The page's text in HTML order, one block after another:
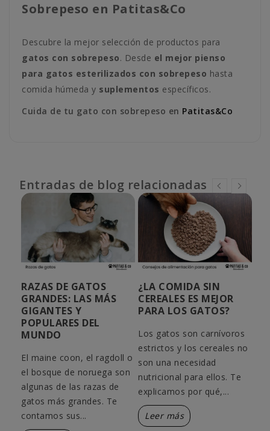
Sobrepeso en Patitas&Co
Descubre la mejor selección de productos para
gatos con sobrepeso. Desde el mejor pienso
para gatos esterilizados con sobrepeso hasta
comida húmeda y suplementos específicos.
Cuida de tu gato con sobrepeso en Patitas&Co
Entradas de blog relacionadas
RAZAS DE GATOS
GRANDES: LAS MÁS
GIGANTES Y
POPULARES DEL
MUNDO
El maine coon, el ragdoll o
el bosque de noruega son
algunas de las razas de
gatos más grandes. Te
contamos sus...
¿LA COMIDA SIN
CEREALES ES MEJOR
PARA LOS GATOS?
Los gatos son carnívoros
estrictos y los cereales no
son una necesidad
nutricional para ellos. Te
explicamos por qué,...
Leer más